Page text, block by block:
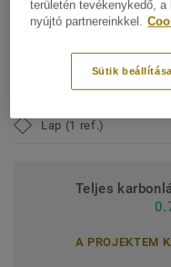
Lakossági besorolás:
Tényleges
Teljes tömeg:4100 g/
Lap (1 ref.)
Teljes
A PROJEKTEM
területén tevékenykedő,
nyújtó partnereinkkel.
Sütik beállítása